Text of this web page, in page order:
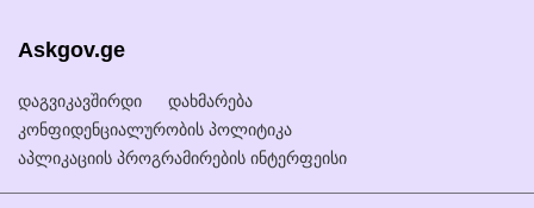
Askgov.ge
დაგვიკავშირდი
დახმარება
კონფიდენციალურობის პოლიტიკა
აპლიკაციის პროგრამირების ინტერფეისი